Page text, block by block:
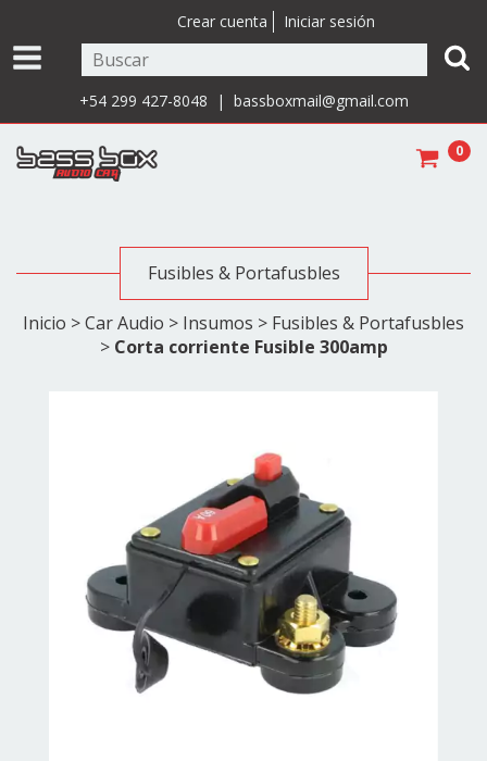
Crear cuenta Iniciar sesión
+54 299 427-8048 | bassboxmail@gmail.com
0
Fusibles & Portafusbles
Inicio >Car Audio > Insumos > Fusibles & Portafusbles
> Corta corriente Fusible 300amp